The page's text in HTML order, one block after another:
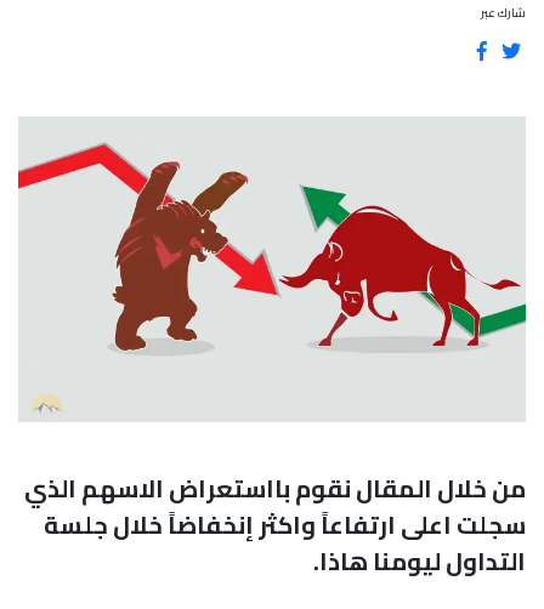
شارك عبر
من خلال المقال نقوم بااستعراض الاسهم الذي
سجلت اعلى ارتفاعاً واكثر إنخفاضاً خلال جلسة
التداول ليومنا هاذا.